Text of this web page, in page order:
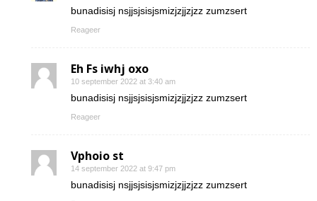
bunadisisj nsjjsjsisjsmizjzjjzjzz zumzsert
Reageer
Eh Fs iwhj oxo
10 september 2022 at 3:40 am
bunadisisj nsjjsjsisjsmizjzjjzjzz zumzsert
Reageer
Vphoio st
14 september 2022 at 9:47 pm
bunadisisj nsjjsjsisjsmizjzjjzjzz zumzsert